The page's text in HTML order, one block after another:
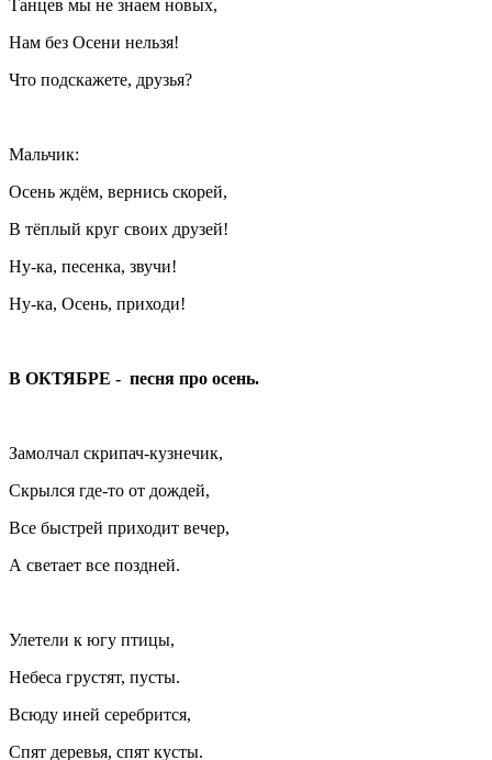
Танцев мы не знаем новых,
Нам без Осени нельзя!
Что подскажете, друзья?
Мальчик:
Осень ждём, вернись скорей,
В тёплый круг своих друзей!
Ну-ка, песенка, звучи!
Ну-ка, Осень, приходи!
В ОКТЯБРЕ - песня про осень.
Замолчал скрипач-кузнечик,
Скрылся где-то от дождей,
Все быстрей приходит вечер,
А светает все поздней.
Улетели к югу птицы,
Небеса грустят, пусты.
Всюду иней серебрится,
Спят деревья, спят кусты.